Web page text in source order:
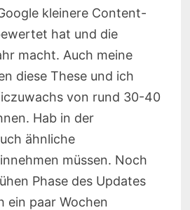
kleinere Content-
hat und die
macht. Auch meine
diese These und ich
von rund 30-40
Hab in der
ähnliche
müssen. Noch
Phase des Updates
ein paar Wochen